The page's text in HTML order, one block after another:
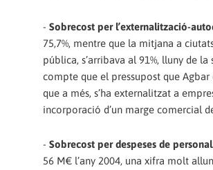
- Sobrecost per l’externalització-
75,7%, mentre que la mitjana a
pública, s’arribava al 91%, lluny de
compte que el pressupost que
que a més, s’ha externalitzat a
incorporació d’un marge comercial
- Sobrecost per despeses de personal
56 M€ l’any 2004, una xifra molt